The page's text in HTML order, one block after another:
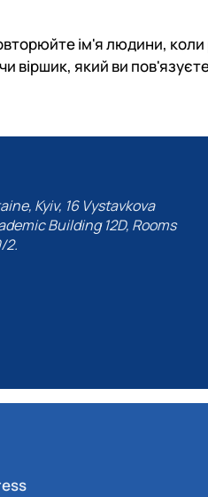
ім'я людини,
який ви пов'язуєте
Kyiv, 16 Vystavkova
Building 12D, Rooms
2.